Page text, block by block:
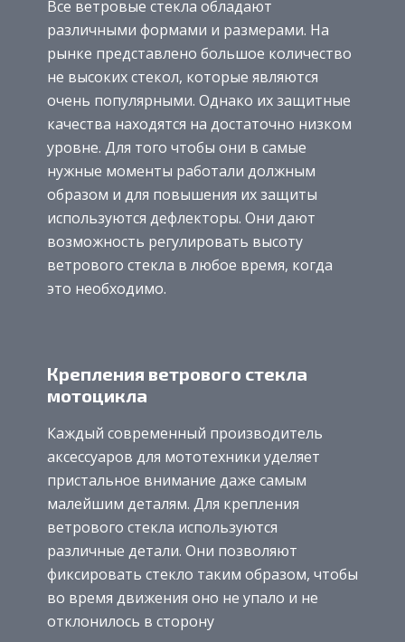
Все ветровые стекла обладают
различными формами и размерами. На
рынке представлено большое количество
не высоких стекол, которые являются
очень популярными. Однако их защитные
качества находятся на достаточно низком
уровне. Для того чтобы они в самые
нужные моменты работали должным
образом и для повышения их защиты
используются дефлекторы. Они дают
возможность регулировать высоту
ветрового стекла в любое время, когда
это необходимо.
Крепления ветрового стекла
мотоцикла
Каждый современный производитель
аксессуаров для мототехники уделяет
пристальное внимание даже самым
малейшим деталям. Для крепления
ветрового стекла используются
различные детали. Они позволяют
фиксировать стекло таким образом, чтобы
во время движения оно не упало и не
отклонилось в сторону